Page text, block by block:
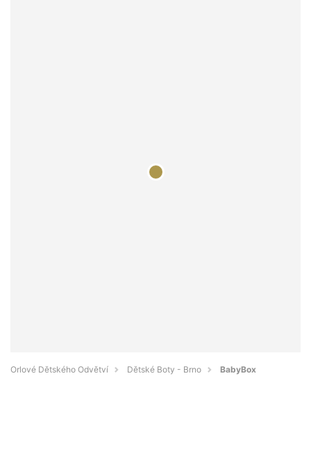
Orlové Dětského Odvětví Dětské Boty - Brno BabyBox